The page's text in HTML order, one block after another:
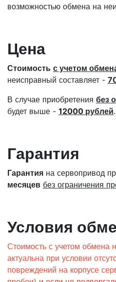
возможностью обмена на
Цена
Стоимость с учетом
неисправный составляет -
В случае приобретения без
будет выше - 12000 рублей.
Гарантия
Гарантия на сервопривод
месяцев без ограничения
Условия
Стоимость с учетом обмена
актуальна при условии
повреждений на корпусе